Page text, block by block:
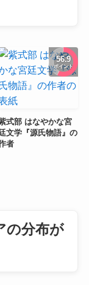
56.9
ポイント
式部 はなやかな宮
文学『源氏物語』の
者
の分布が